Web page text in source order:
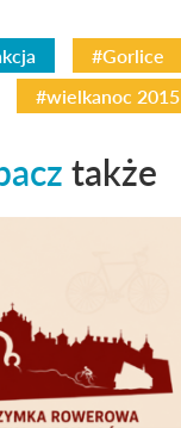
#Gorlice
#wielkanoc 2015
także